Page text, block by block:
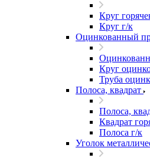
Круг
Круг г/к
Оцинкованный
Круг
Труба
Полоса, квадрат
Полоса,
Квадрат
Полоса г/к
Уголок